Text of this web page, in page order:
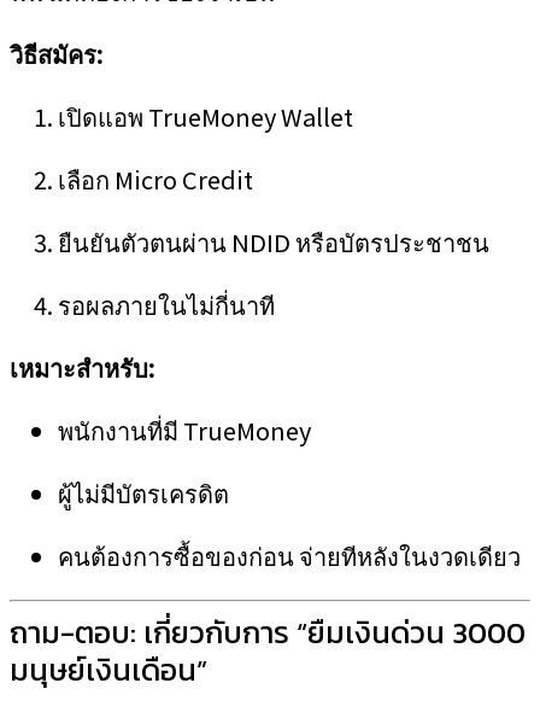
วิธีสมัคร:
เปิดแอพ TrueMoney Wallet
เลือก Micro Credit
ยืนยันตัวตนผ่าน NDID หรือบัตรประชาชน
รอผลภายในไม่กี่นาที
เหมาะสำหรับ:
พนักงานที่มี TrueMoney
ผู้ไม่มีบัตรเครดิต
คนต้องการซื้อของก่อน จ่ายทีหลังในงวดเดียว
ถาม-ตอบ: เกี่ยวกับการ “ยืมเงินด่วน 3000
มนุษย์เงินเดือน”